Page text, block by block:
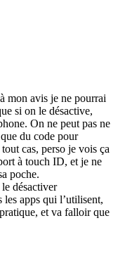
mon avis je ne pourrai
si on le désactive,
On ne peut pas ne
du code pour
cas, perso je vois ça
à touch ID, et je ne
poche.
désactiver
apps qui l’utilisent,
et va falloir que